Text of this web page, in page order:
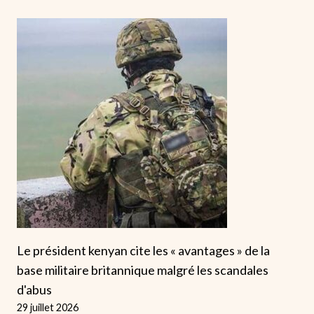
Le président kenyan cite les « avantages » de la
base militaire britannique malgré les scandales
d'abus
29 juillet 2026